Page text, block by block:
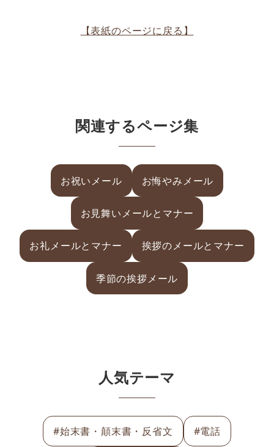
【表紙のページに戻る】
関連するページ集
お祝いメール お悔やみメール
お見舞いメールとマナー
お礼メールとマナー 挨拶のメールとマナー
季節の挨拶メール
人気テーマ
#始末書・顛末書・反省文 #電話